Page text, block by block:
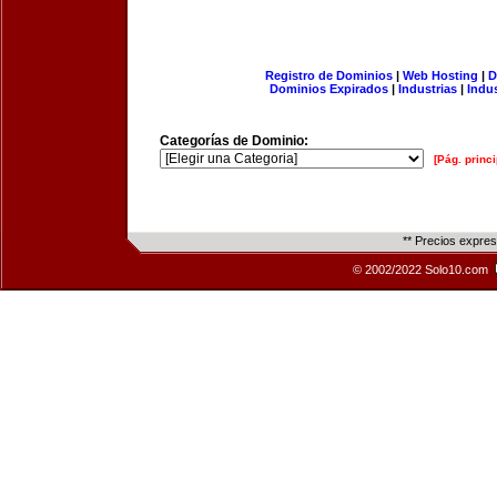
Registro de Dominios| Web Hosting |
Dominios Expirados | Industrias |
Categorías de Dominio:
[Pág.
** Precios
© 2002/2022 Solo10.com